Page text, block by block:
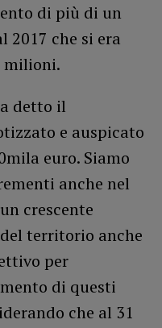
di più di un
2017 che si era
milioni.
detto il
e auspicato
euro. Siamo
anche nel
crescente
territorio anche
per
di questi
che al 31